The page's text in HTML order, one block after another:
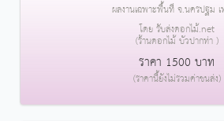
ผลงานเฉพาะพื้นที่ จ.นครปฐม
โดย รับส่งดอกไม้.net
(ร้านดอกไม้ บัวปากท่า )
ราคา 1500 บาท
(ราคานี้ยังไม่รวมค่าขนส่ง)